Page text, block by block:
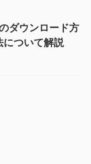
ダウンロード方
について解説